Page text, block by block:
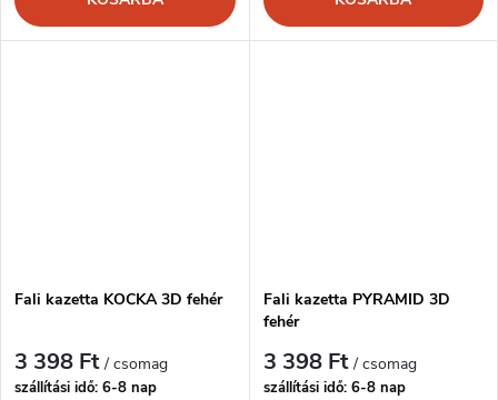
Fali kazetta KOCKA 3D fehér
3 398 Ft/ csomag
szállítási idő: 6-8 nap
Fali kazetta PYRAMID 3D
fehér
3 398 Ft/ csomag
szállítási idő: 6-8 nap